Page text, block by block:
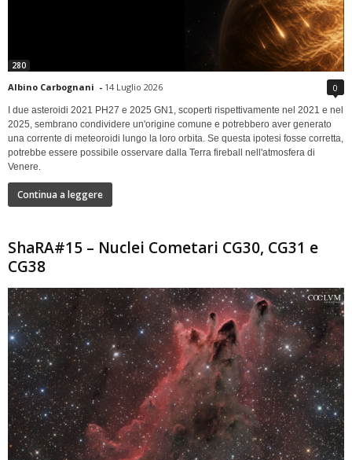
280
Albino Carbognani - 14 Luglio 2026 0
I due asteroidi 2021 PH27 e 2025 GN1, scoperti rispettivamente nel 2021 e nel
2025, sembrano condividere un'origine comune e potrebbero aver generato
una corrente di meteoroidi lungo la loro orbita. Se questa ipotesi fosse corretta,
potrebbe essere possibile osservare dalla Terra fireball nell'atmosfera di
Venere.
Continua a leggere
ShaRA#15 – Nuclei Cometari CG30, CG31 e
CG38